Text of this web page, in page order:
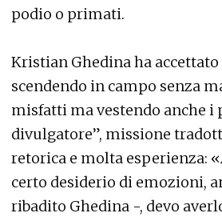
podio o primati.
Kristian Ghedina ha
scendendo in campo senza
misfatti ma vestendo anche i
divulgatore”, missione
retorica e molta esperienza:
certo desiderio di emozioni,
ribadito Ghedina -, devo